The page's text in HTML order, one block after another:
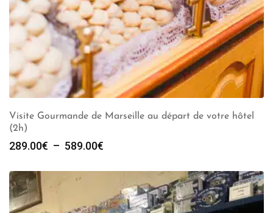
Visite Gourmande de Marseille au départ de votre hôtel
(2h)
289.00€ – 589.00€
prix :
289.00€
à